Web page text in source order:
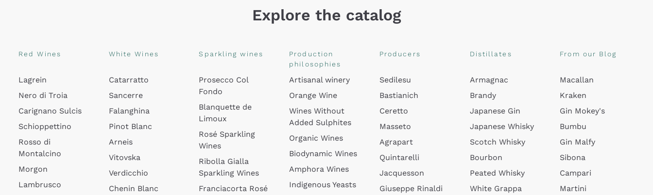
Explore the catalog
Red Wines
Lagrein
Nero di Troia
Carignano Sulcis
Schioppettino
Rosso di
Montalcino
Morgon
Lambrusco
White Wines
Catarratto
Sancerre
Falanghina
Pinot Blanc
Arneis
Vitovska
Verdicchio
Chenin Blanc
Sparkling wines
Prosecco Col
Fondo
Blanquette de
Limoux
Rosé Sparkling
Wines
Ribolla Gialla
Sparkling Wines
Franciacorta Rosé
Production
philosophies
Artisanal winery
Orange Wine
Wines Without
Added Sulphites
Organic Wines
Biodynamic Wines
Amphora Wines
Indigenous Yeasts
Producers
Sedilesu
Bastianich
Ceretto
Masseto
Agrapart
Quintarelli
Jacquesson
Giuseppe Rinaldi
Distillates
Armagnac
Brandy
Japanese Gin
Japanese Whisky
Scotch Whisky
Bourbon
Peated Whisky
White Grappa
From our Blog
Macallan
Kraken
Gin Mokey's
Bumbu
Gin Malfy
Sibona
Campari
Martini